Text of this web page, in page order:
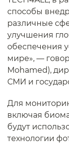
способы
различные
улучшения
обеспечения
мире», —
Mohamed),
СМИ и
Для
включая
будут
технологии